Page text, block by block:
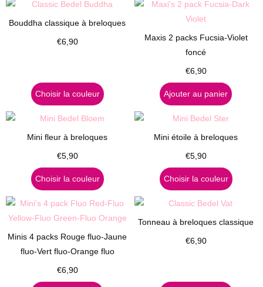
Bouddha classique à breloques
€6,90
Choisir la couleur
Maxis 2 packs Fucsia-Violet
foncé
€6,90
Ajouter au panier
Mini fleur à breloques
€5,90
Choisir la couleur
Mini étoile à breloques
€5,90
Choisir la couleur
Minis 4 packs Rouge fluo-Jaune
fluo-Vert fluo-Orange fluo
€6,90
Tonneau à breloques classique
€6,90